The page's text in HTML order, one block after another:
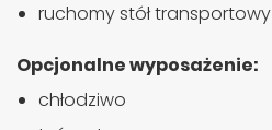
ruchomy stół transportowy
Opcjonalne wyposażenie:
chłodziwo